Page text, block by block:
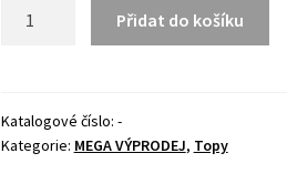
Přidat do košíku
Katalogové číslo: -
Kategorie: MEGA VÝPRODEJ, Topy